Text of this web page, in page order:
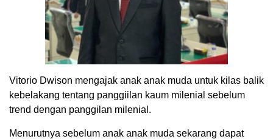
Vitorio Dwison mengajak anak anak muda untuk kilas balik
kebelakang tentang panggiilan kaum milenial sebelum
trend dengan panggilan milenial.
Menurutnya sebelum anak anak muda sekarang dapat